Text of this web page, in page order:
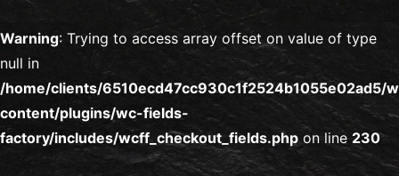
Warning: Trying to access array offset on value of type
null in
/home/clients/6510ecd47cc930c1f2524b1055e02ad5/
content/plugins/wc-fields-
factory/includes/wcff_checkout_fields.php on line 230